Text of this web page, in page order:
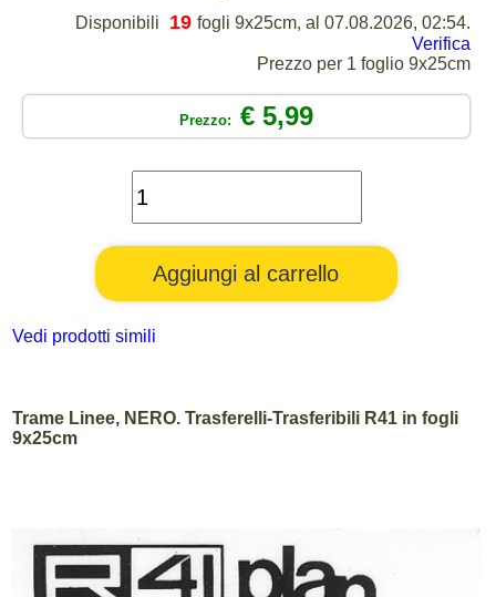
Disponibili 19 fogli 9x25cm, al 07.08.2026, 02:54.
Verifica
Prezzo per 1 foglio 9x25cm
Prezzo: € 5,99
Vedi prodotti simili
Trame Linee, NERO. Trasferelli-Trasferibili R41 in fogli
9x25cm